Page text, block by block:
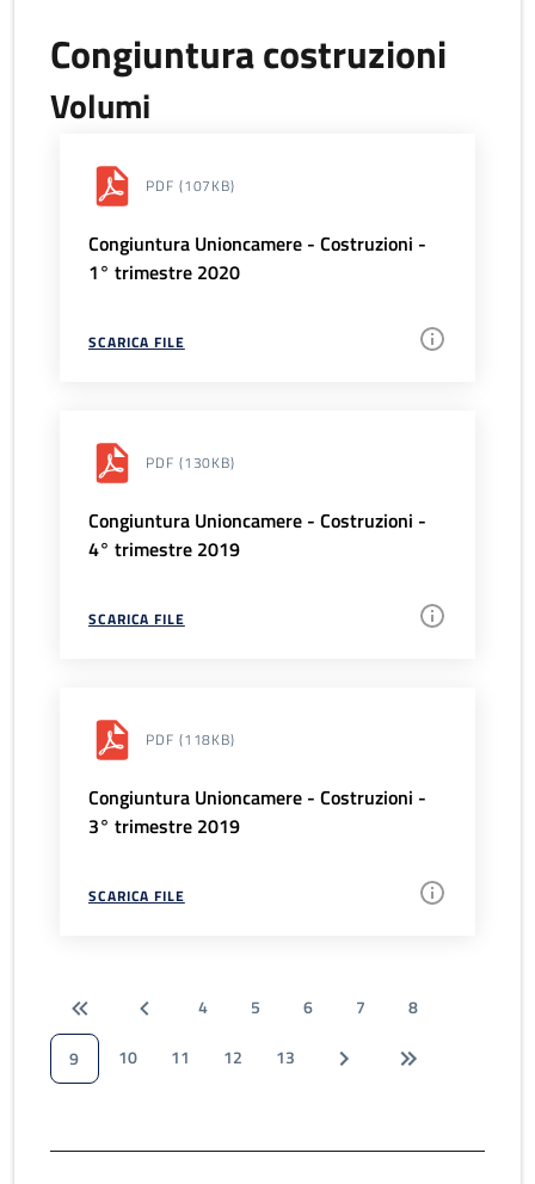
Congiuntura costruzioni
Volumi
PDF (107KB)
Congiuntura Unioncamere - Costruzioni -
1° trimestre 2020
SCARICA FILE
PDF (130KB)
Congiuntura Unioncamere - Costruzioni -
4° trimestre 2019
SCARICA FILE
PDF (118KB)
Congiuntura Unioncamere - Costruzioni -
3° trimestre 2019
SCARICA FILE
4 5 6 7
8
9
10 11 12 13